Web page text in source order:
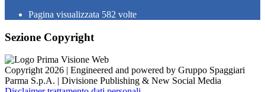
Pagina visualizzata 582 volte
Sezione Copyright
Copyright 2026 | Engineered and powered by Gruppo Spaggiari
Parma S.p.A. | Divisione Publishing & New Social Media